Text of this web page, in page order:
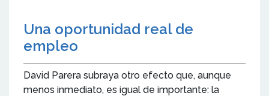
Una oportunidad real de
empleo
David Parera subraya otro efecto que, aunque
menos inmediato, es igual de importante: la